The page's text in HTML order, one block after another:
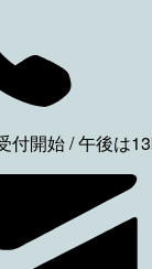
付開始 / 午後は